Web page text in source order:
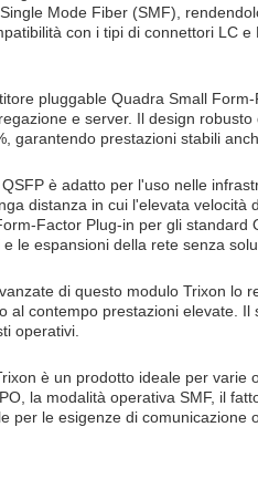
Mode Fiber (SMF),
con i tipi di connettori LC
pluggable Quadra Small
e server. Il design
prestazioni stabili
è adatto per l'uso nelle
distanza in cui l'elevata velocità
Factor Plug-in per gli standard
le espansioni della rete senza
di questo modulo Trixon lo
contempo prestazioni elevate.
operativi.
è un prodotto ideale per varie
la modalità operativa SMF, il
le esigenze di comunicazione